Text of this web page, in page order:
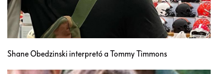
Shane Obedzinski interpretó a Tommy Timmons